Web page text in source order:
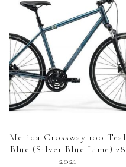
Merida Crossway 100 Teal
Blue (Silver Blue Lime) 28
2021